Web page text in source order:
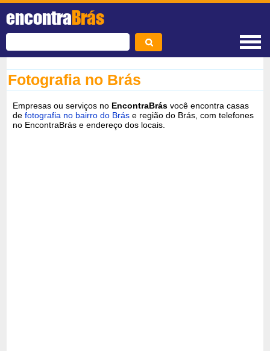
encontraBrás
Fotografia no Brás
Empresas ou serviços no EncontraBrás você encontra casas
defotografia no bairro do Brás e região do Brás, com telefones
no EncontraBrás e endereço dos locais.